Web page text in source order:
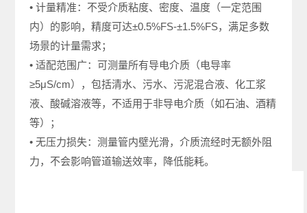
• 计量精准：不受介质粘度、密度、温度（一定范围
内）的影响，精度可达±0.5%FS-±1.5%FS，满足多数
场景的计量需求；
• 适配范围广：可测量所有导电介质（电导率
≥5μS/cm），包括清水、污水、污泥混合液、化工浆
液、酸碱溶液等，不适用于非导电介质（如石油、酒精
等）；
• 无压力损失：测量管内壁光滑，介质流经时无额外阻
力，不会影响管道输送效率，降低能耗。